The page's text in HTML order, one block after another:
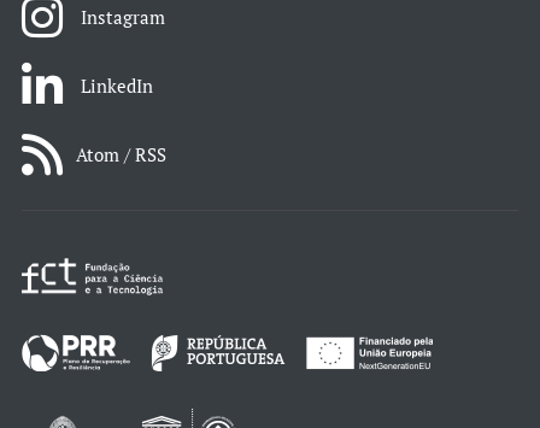
Instagram
LinkedIn
Atom / RSS